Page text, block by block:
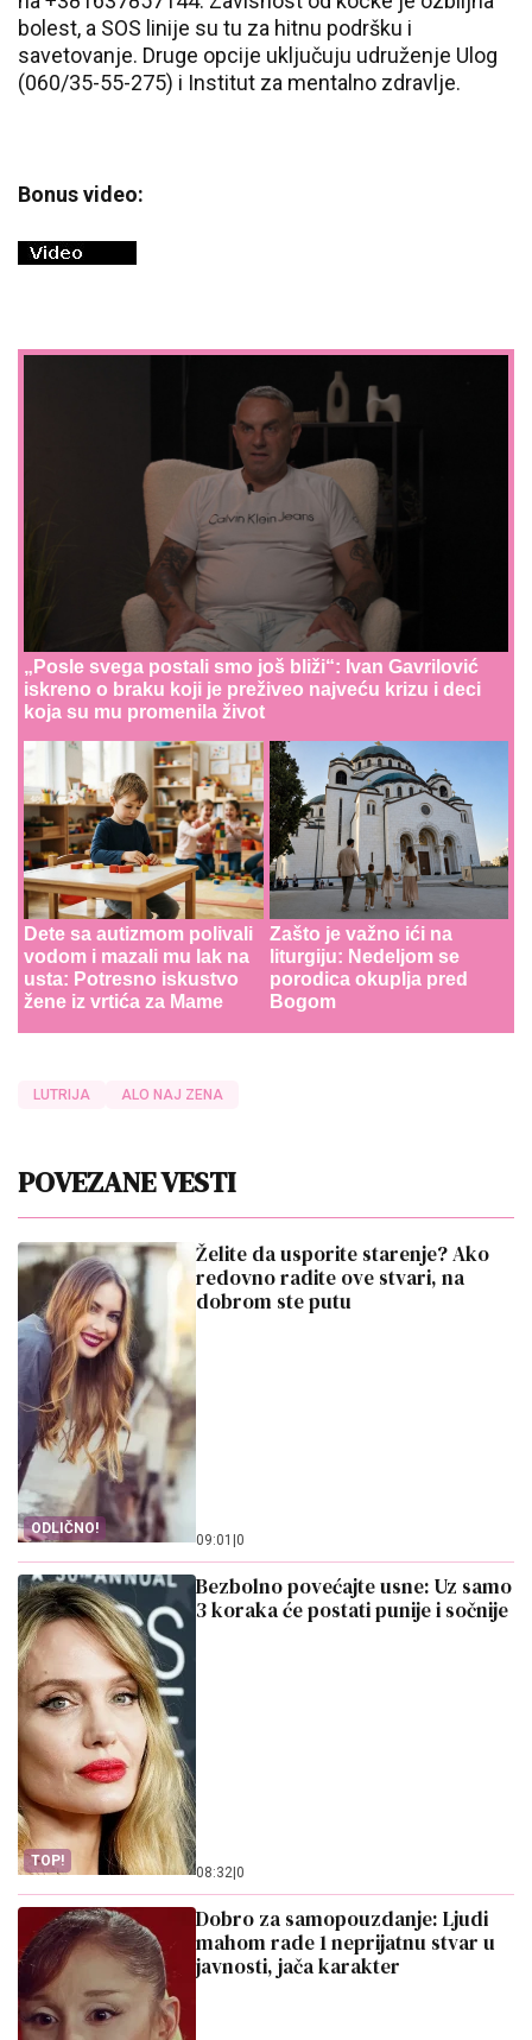
bolest, a SOS linije su tu za hitnu podršku i
savetovanje. Druge opcije uključuju udruženje Ulog
(060/35-55-275) i Institut za mentalno zdravlje.
Bonus video:
„Posle svega postali smo još bliži“: Ivan Gavrilović
iskreno o braku koji je preživeo najveću krizu i deci
koja su mu promenila život
Dete sa autizmom polivali
vodom i mazali mu lak na
usta: Potresno iskustvo
žene iz vrtića za Mame
Zašto je važno ići na
liturgiju: Nedeljom se
porodica okuplja pred
Bogom
LUTRIJA ALO NAJ ZENA
POVEZANE VESTI
ODLIČNO!
Želite da usporite starenje? Ako
redovno radite ove stvari, na
dobrom ste putu
09:01 |0
TOP!
Bezbolno povećajte usne: Uz samo
3 koraka će postati punije i sočnije
08:32|0
Dobro za samopouzdanje: Ljudi
mahom rade 1 neprijatnu stvar u
javnosti, jača karakter